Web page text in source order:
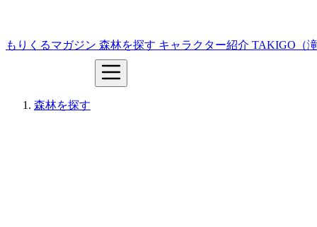
もりくるマガジン 森林を探す キャラクター紹介 TAKIGO（
森林を探す